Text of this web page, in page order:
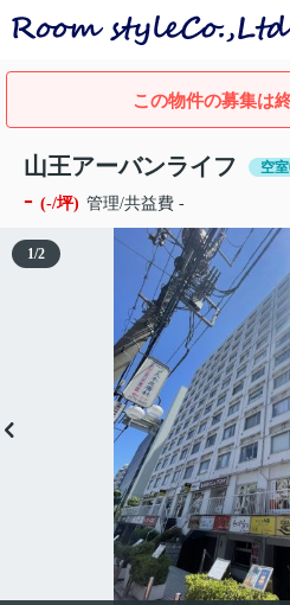
この物件の募集は
山王アーバンライフ 空
- (-/坪) 管理/共益費 -
1/2